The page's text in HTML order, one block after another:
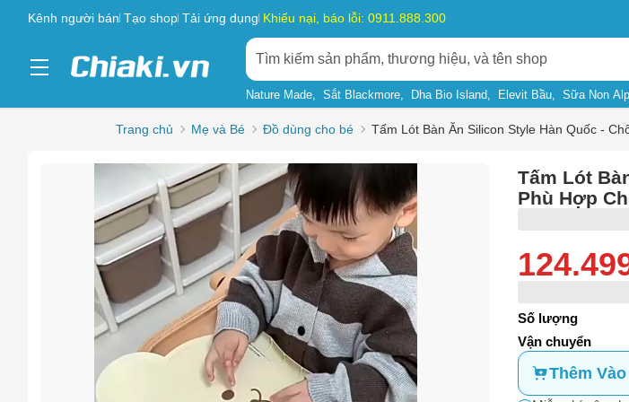
Kênh người bán Tạo shop Tải ứng dụng Khiếu nại, báo lỗi: 0911.888.300
Nature Made Sắt Blackmore Dha Bio Island Elevit Bầu Sữa Non
Trang chủ Mẹ và Bé Đồ dùng cho bé Tấm Lót Bàn Ăn Silicon Style Hàn Quốc -
Tấm Lót
Phù Hợp
Số lượng
Vận chuyển
Thêm
Chọn lý do
Sản phẩm có dấu hiệu lừa đảo